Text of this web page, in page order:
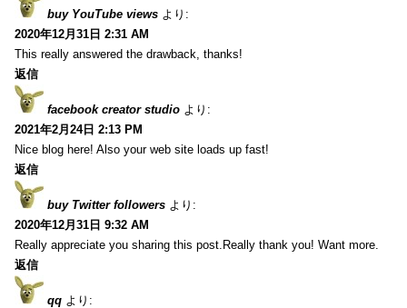
buy YouTube views より:
2020年12月31日 2:31 AM
This really answered the drawback, thanks!
返信
facebook creator studio より:
2021年2月24日 2:13 PM
Nice blog here! Also your web site loads up fast!
返信
buy Twitter followers より:
2020年12月31日 9:32 AM
Really appreciate you sharing this post.Really thank you! Want more.
返信
qq より: